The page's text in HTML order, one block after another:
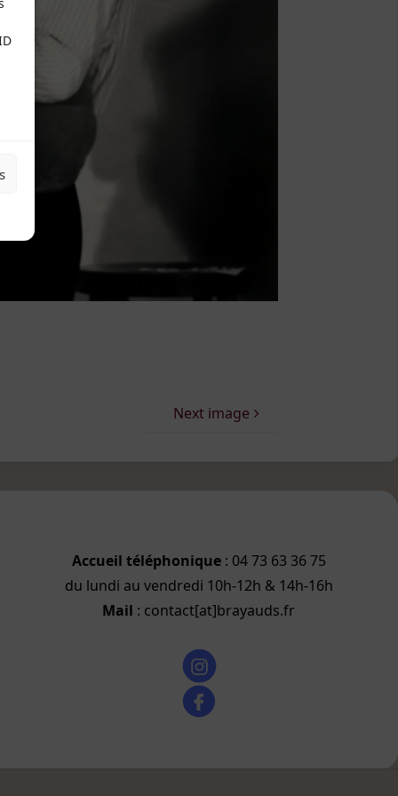
Next image
Accueil téléphonique: 04 73 63 36 75
du lundi au vendredi 10h-12h & 14h-16h
Mail : contact[at]brayauds.fr